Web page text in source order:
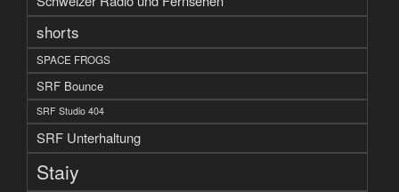
shorts
SPACE FROGS
SRF Bounce
SRF Studio 404
SRF Unterhaltung
Staiy